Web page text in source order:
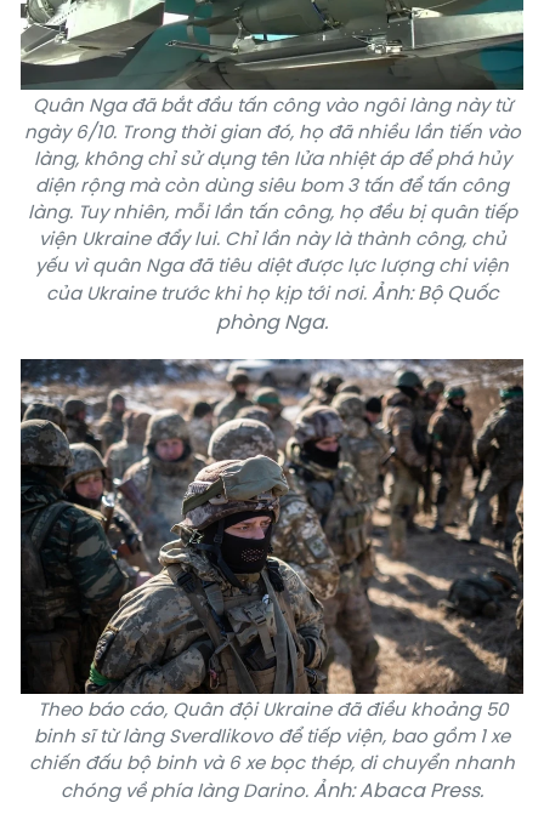
Quân Nga đã bắt đầu tấn công vào ngôi làng này từ
ngày 6/10. Trong thời gian đó, họ đã nhiều lần tiến vào
làng, không chỉ sử dụng tên lửa nhiệt áp để phá hủy
diện rộng mà còn dùng siêu bom 3 tấn để tấn công
làng. Tuy nhiên, mỗi lần tấn công, họ đều bị quân tiếp
viện Ukraine đẩy lui. Chỉ lần này là thành công, chủ
yếu vì quân Nga đã tiêu diệt được lực lượng chi viện
của Ukraine trước khi họ kịp tới nơi.Ảnh: Bộ Quốc
phòng Nga.
Theo báo cáo, Quân đội Ukraine đã điều khoảng 50
binh sĩ từ làng Sverdlikovo để tiếp viện, bao gồm 1 xe
chiến đấu bộ binh và 6 xe bọc thép, di chuyển nhanh
chóng về phía làng Darino.Ảnh: Abaca Press.